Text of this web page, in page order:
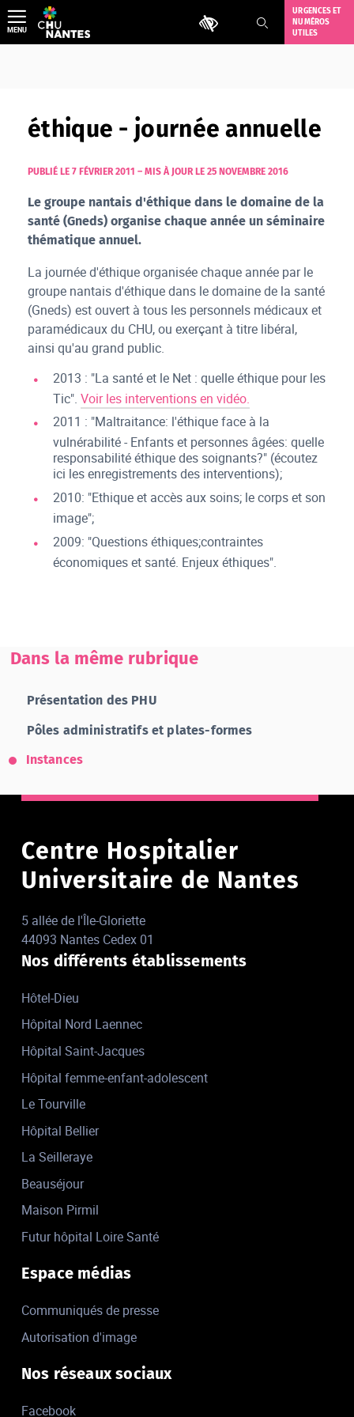
Aller
au
contenu
Outils d'accessibilité
URGENCES ET
NUMÉROS
UTILES
MENU
éthique - journée annuelle
PUBLIÉ LE 7 FÉVRIER 2011 – MIS À JOUR LE 25 NOVEMBRE 2016
Le groupe nantais d'éthique dans le domaine de la
santé (Gneds) organise chaque année un séminaire
thématique annuel.
La journée d'éthique organisée chaque année par le
groupe nantais d'éthique dans le domaine de la santé
(Gneds) est ouvert à tous les personnels médicaux et
paramédicaux du CHU, ou exerçant à titre libéral,
ainsi qu'au grand public.
2013 : "La santé et le Net : quelle éthique pour les
Tic".Voir les interventions en vidéo.
2011 : "Maltraitance: l'éthique face à la
vulnérabilité - Enfants et personnes âgées: quelle
responsabilité éthique des soignants?" (écoutez
ici les enregistrements des interventions);
2010: "Ethique et accès aux soins; le corps et son
image";
2009: "Questions éthiques;contraintes
économiques et santé. Enjeux éthiques".
Dans la même rubrique
Présentation des PHU
Pôles administratifs et plates-formes
Instances
Centre Hospitalier
Universitaire de Nantes
5 allée de l'Île-Gloriette
44093 Nantes Cedex 01
Nos différents établissements
Hôtel-Dieu
Hôpital Nord Laennec
Hôpital Saint-Jacques
Hôpital femme-enfant-adolescent
Le Tourville
Hôpital Bellier
La Seilleraye
Beauséjour
Maison Pirmil
Futur hôpital Loire Santé
Espace médias
Communiqués de presse
Autorisation d'image
Nos réseaux sociaux
Facebook